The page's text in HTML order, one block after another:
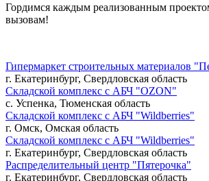
Гордимся каждым реализованным
вызовам!
Гипермаркет строительных материалов
г. Екатеринбург, Свердловская область
Складской комплекс с АБЧ "OZON"
с. Успенка, Тюменская область
Складской комплекс с АБЧ "Wildberries"
г. Омск, Омская область
Складской комплекс с АБЧ "Wildberries"
г. Екатеринбург, Свердловская область
Распределительный центр "Пятерочка"
г. Екатеринбург, Свердловская область